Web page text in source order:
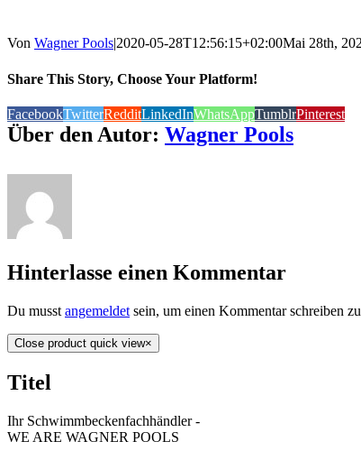
Von Wagner Pools|2020-05-28T12:56:15+02:00Mai 28th,
Share This Story, Choose Your Platform!
FacebookTwitterRedditLinkedInWhatsAppTumblrPinterest
Über den Autor: Wagner Pools
Hinterlasse einen Kommentar
Du musst angemeldet sein, um einen Kommentar schreiben
Close product quick view×
Titel
Ihr Schwimmbeckenfachhändler -
WE ARE WAGNER POOLS